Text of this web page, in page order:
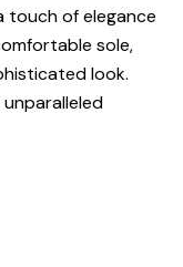
touch of elegance
sole,
look.